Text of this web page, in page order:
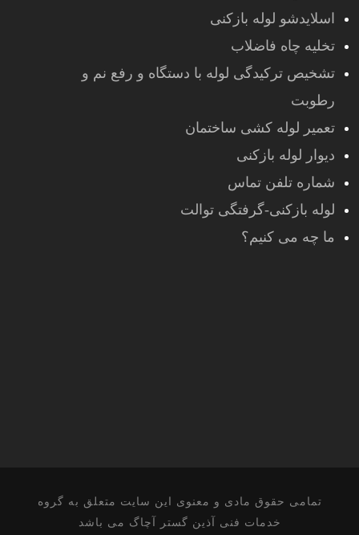
اسلایدشو لوله بازکنی
تخلیه چاه فاضلاب
تشخیص ترکیدگی لوله با دستگاه و رفع نم و
رطوبت
تعمیر لوله کشی ساختمان
دیوار لوله بازکنی
شماره تلفن تماس
لوله بازکنی-گرفتگی توالت
ما چه می کنیم؟
تمامی حقوق مادی و معنوی این سایت متعلق به گروه
خدمات فنی آذین گستر آچاگ می باشد